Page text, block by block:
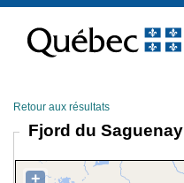
contenu
Retour aux résultats
Fjord du Saguenay
+